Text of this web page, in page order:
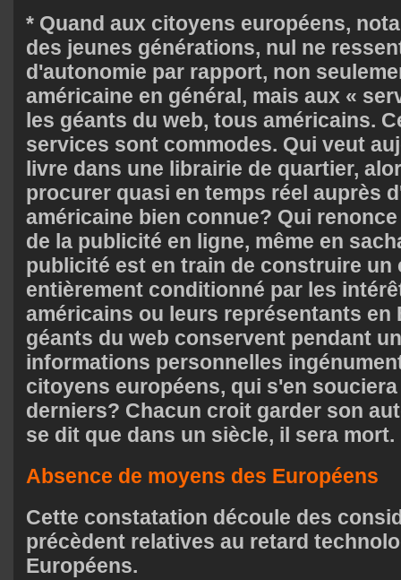
* Quand aux citoyens européens,
des jeunes générations, nul ne
d'autonomie par rapport, non
américaine en général, mais aux «
les géants du web, tous américains.
services sont commodes. Qui veut
livre dans une librairie de quartier,
procurer quasi en temps réel auprès
américaine bien connue? Qui
de la publicité en ligne, même en
publicité est en train de construire un
entièrement conditionné par les
américains ou leurs représentants en
géants du web conservent pendant
informations personnelles
citoyens européens, qui s'en
derniers? Chacun croit garder son
se dit que dans un siècle, il sera mort.
Absence de moyens des Européens
Cette constatation découle des
précèdent relatives au retard
Européens.